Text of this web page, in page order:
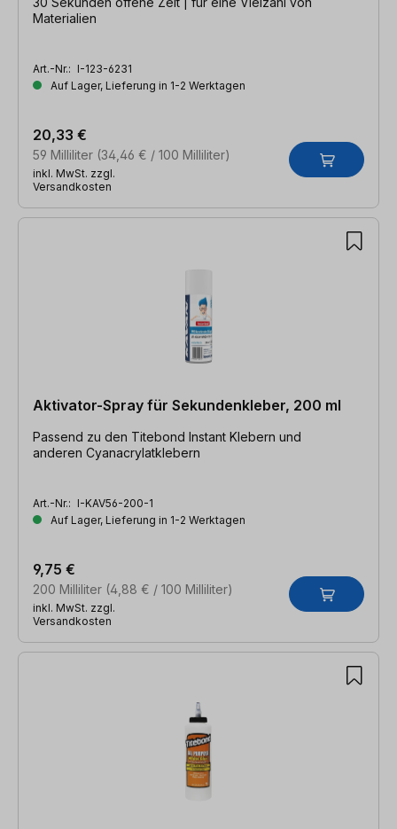
Materialien
Art.-Nr.: I-123-6231
Auf Lager, Lieferung in 1-2 Werktagen
59 Milliliter (34,46 € / 100 Milliliter)
20,33 €
inkl. MwSt. zzgl.
Versandkosten
Aktivator-Spray für Sekundenkleber, 200 ml
Passend zu den Titebond Instant Klebern und
anderen Cyanacrylatklebern
Art.-Nr.: I-KAV56-200-1
Auf Lager, Lieferung in 1-2 Werktagen
200 Milliliter (4,88 € / 100 Milliliter)
9,75 €
inkl. MwSt. zzgl.
Versandkosten